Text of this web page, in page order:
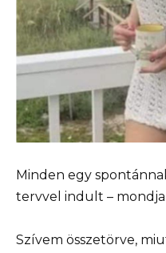
Minden egy
tervvel indult – mondja
Szívem összetörve,